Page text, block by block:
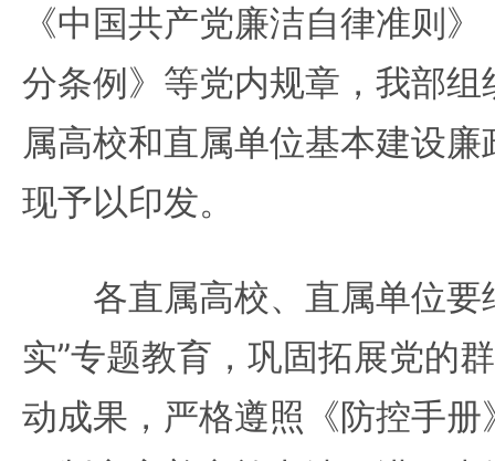
《中国共产党廉洁自律准则
分条例》等党内规章，我部
属高校和直属单位基本建设
现予以印发。
各直属高校、直属单位要
实”专题教育，巩固拓展党的
动成果，严格遵照《防控手